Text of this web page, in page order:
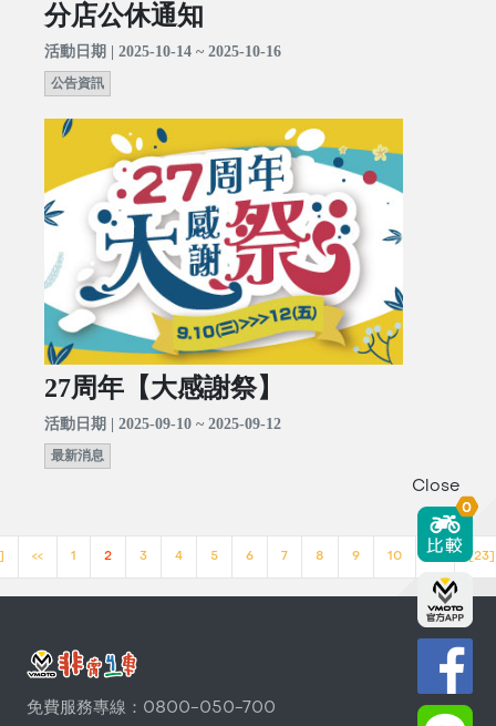
分店公休通知
活動日期 | 2025-10-14 ~ 2025-10-16
公告資訊
27周年【大感謝祭】
活動日期 | 2025-09-10 ~ 2025-09-12
最新消息
<< 1 2 3 4 5 6 7 8 9 10 >> [23]
免費服務專線：0800-050-700
Close
0